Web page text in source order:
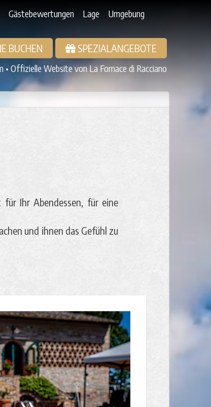
Gästebewertungen Lage
Umgebung
SPEZIALANGEBOTE
BUCHEN
• Offizielle Website von La Fornace di Racciano
für Ihr Abendessen, für eine
und ihnen das Gefühl zu